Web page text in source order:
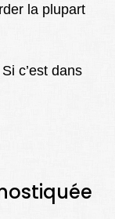
la plupart
c’est dans